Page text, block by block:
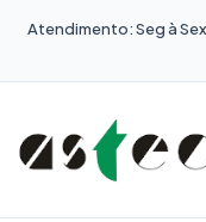
Atendimento: Seg à